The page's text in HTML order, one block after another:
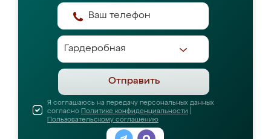
Отправить
Я соглашаюсь на передачу персональных данных
согласно Политике конфиденциальности
Пользовательскому соглашению